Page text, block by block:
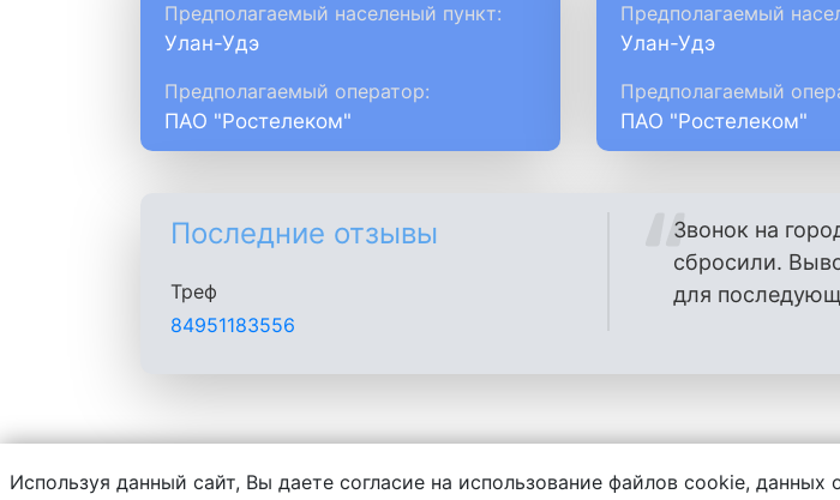
Предполагаемый населеный пункт:
Улан-Удэ
Предполагаемый оператор:
ПАО "Ростелеком"
Предполагаемый
Улан-Удэ
Предполагаемый
ПАО "Ростелеком"
Последние отзывы
Треф
84951183556
Звонок на
сбросили.
для
Администрация сайта не несет ответственности за содержание
Используя данный сайт, Вы даете согласие на использование файлов cookie,